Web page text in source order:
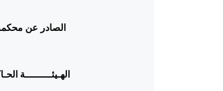
الصادر عن
الهـيئـــــــــة